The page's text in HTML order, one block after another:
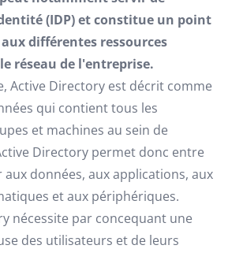
(IDP) et constitue un point
différentes ressources
réseau de l'entreprise.
Active Directory est décrit comme
qui contient tous les
et machines au sein de
Directory permet donc entre
données, aux applications, aux
et aux périphériques.
nécessite par concequant une
des utilisateurs et de leurs